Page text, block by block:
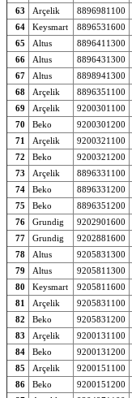
63
Arçelik 8896981100
64
Keysmart 8896531600
65
Altus 8896411300
66
Altus 8896431300
67
Altus 8898941300
68
Arçelik 8896351100
69
Arçelik 9200301100
70
Beko 9200301200
71
Arçelik 9200321100
72
Beko 9200321200
73
Arçelik 8896331100
74
Beko 8896331200
75
Beko 8896351200
76
Grundig 9202901600
77
Grundig 9202881600
78
Altus 9205831300
79
Altus 9205811300
80
Keysmart 9205811600
81
Arçelik 9205831100
82
Beko 9205831200
83
Arçelik 9200131100
84
Beko 9200131200
85
Arçelik 9200151100
86
Beko 9200151200